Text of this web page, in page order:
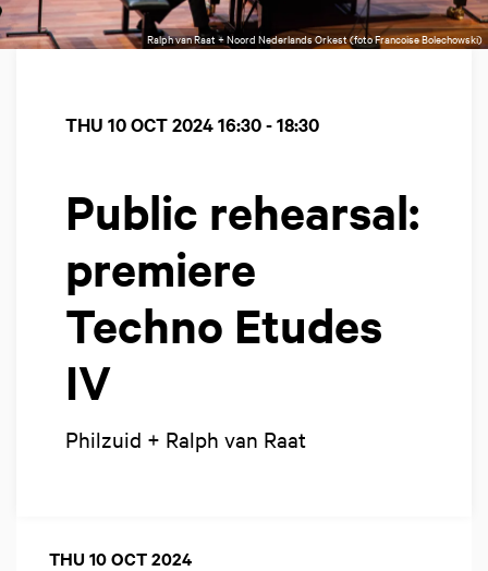
Ralph van Raat + Noord Nederlands Orkest (foto Francoise Bolechowski)
Public rehearsal:
premiere
Techno Etudes
IV
Philzuid + Ralph van Raat
THU 10 OCT 202416:30 - 18:30
THU 10 OCT 2024